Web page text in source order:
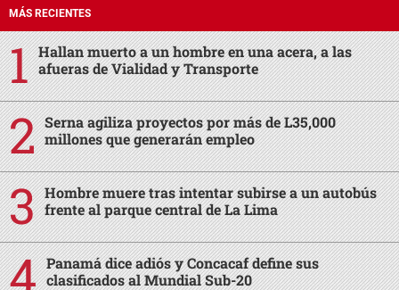
MÁS RECIENTES
Hallan muerto a un hombre en una acera, a las
afueras de Vialidad y Transporte
Serna agiliza proyectos por más de L35,000
millones que generarán empleo
Hombre muere tras intentar subirse a un autobús
frente al parque central de La Lima
Panamá dice adiós y Concacaf define sus
clasificados al Mundial Sub-20